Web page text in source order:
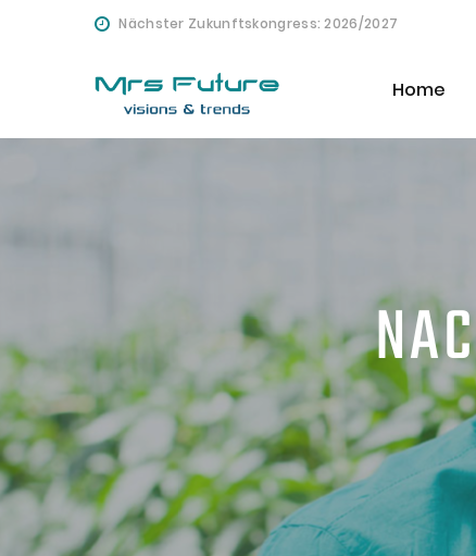
Nächster Zukunftskongress: 2026/2027
Home